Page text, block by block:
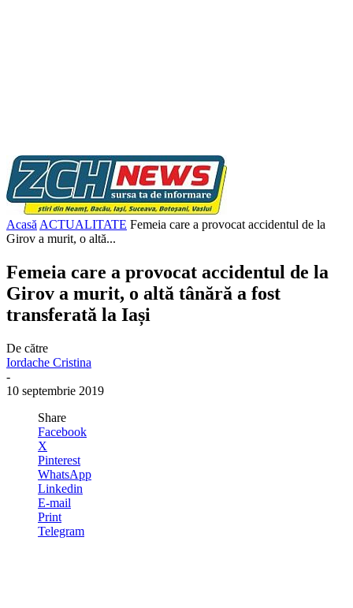
Acasă ACTUALITATE Femeia care a provocat accidentul de la
Girov a murit, o altă...
Femeia care a provocat accidentul de la
Girov a murit, o altă tânără a fost
transferată la Iași
De către
Iordache Cristina
-
10 septembrie 2019
Share
Facebook
X
Pinterest
WhatsApp
Linkedin
E-mail
Print
Telegram